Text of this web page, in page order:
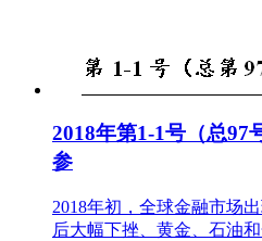
2018年第1-1号（总97
参
2018年初，全球金融市场
后大幅下挫、黄金、石油